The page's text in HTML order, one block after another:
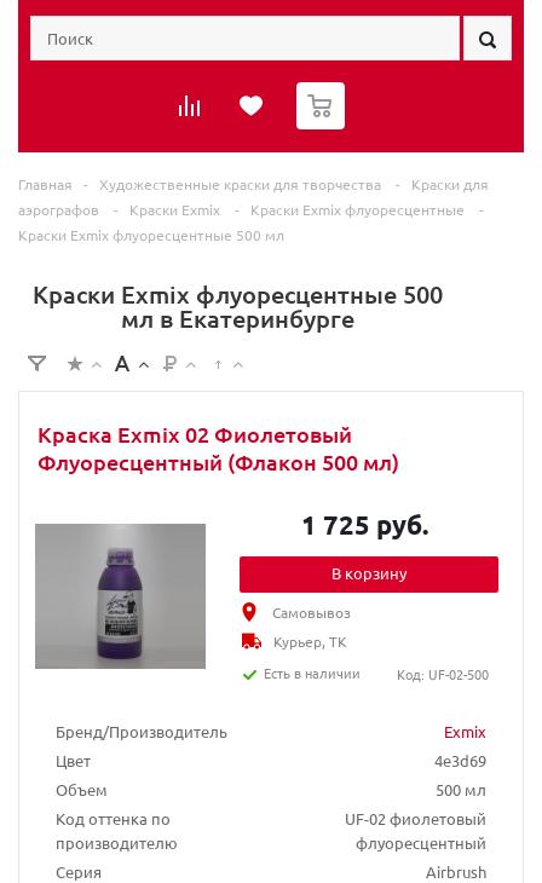
0
Главная - Художественные краски для творчества -
Краски для
аэрографов
- Краски Exmix - Краски Exmix флуоресцентные
-
Краски Exmix флуоресцентные 500 мл
Краски Exmix флуоресцентные 500
мл в Екатеринбурге
Краска Exmix 02 Фиолетовый
Флуоресцентный (Флакон 500 мл)
Бренд/Производитель
Exmix
Цвет
4e3d69
Объем
500 мл
Код оттенка по
производителю
UF-02 фиолетовый
флуоресцентный
Серия
Airbrush
1 725 руб.
В корзину
Самовывоз
Курьер, ТК
Есть в наличии
Код: UF-02-500